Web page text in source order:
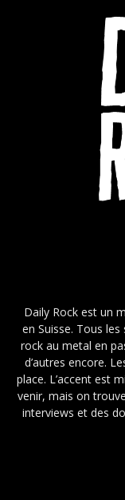
Daily Rock est un
en Suisse. Tous
rock au metal en
d’autres encore.
place. L’accent est
venir, mais on
interviews et des